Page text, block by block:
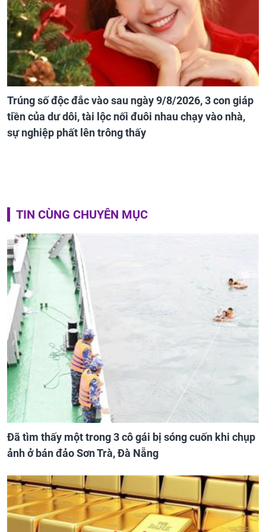
Trúng số độc đắc vào sau ngày 9/8/2026, 3 con giáp
tiền của dư dôi, tài lộc nối đuôi nhau chạy vào nhà,
sự nghiệp phất lên trông thấy
TIN CÙNG CHUYÊN MỤC
Đã tìm thấy một trong 3 cô gái bị sóng cuốn khi chụp
ảnh ở bán đảo Sơn Trà, Đà Nẵng